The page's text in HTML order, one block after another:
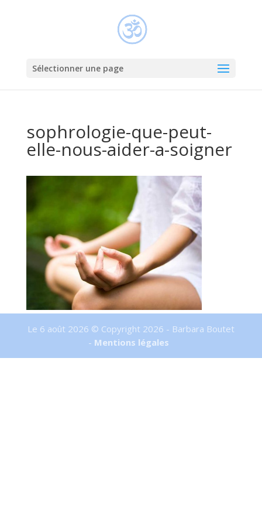
Sélectionner une page
sophrologie-que-peut-
elle-nous-aider-a-soigner
Le 6 août 2026 © Copyright 2026 - Barbara Boutet
- Mentions légales